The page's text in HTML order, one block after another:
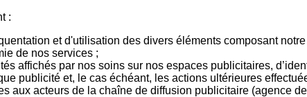
:
et d'utilisation des divers éléments composant
de nos services ;
affichés par nos soins sur nos espaces publicitaires,
publicité et, le cas échéant, les actions ultérieures
aux acteurs de la chaîne de diffusion publicitaire (agence